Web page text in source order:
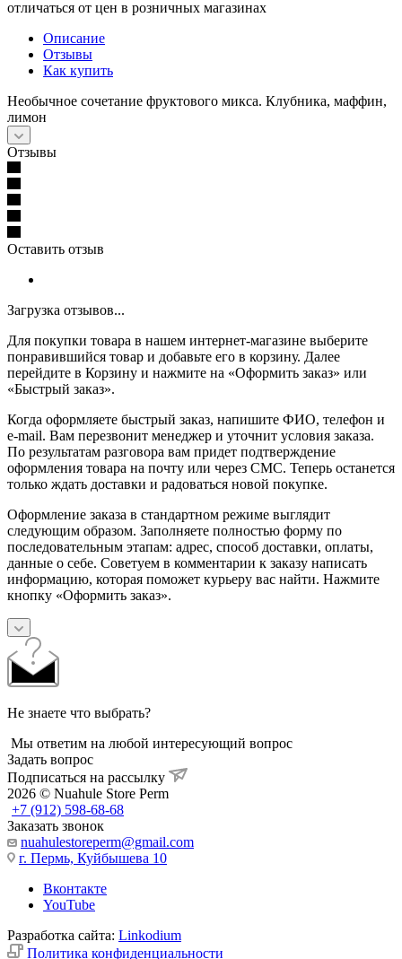
отличаться от цен в розничных магазинах
Описание
Отзывы
Как купить
Необычное сочетание фруктового микса. Клубника, маффин,
лимон
Отзывы
Оставить отзыв
Загрузка отзывов...
Для покупки товара в нашем интернет-магазине выберите
понравившийся товар и добавьте его в корзину. Далее
перейдите в Корзину и нажмите на «Оформить заказ» или
«Быстрый заказ».
Когда оформляете быстрый заказ, напишите ФИО, телефон и
e-mail. Вам перезвонит менеджер и уточнит условия заказа.
По результатам разговора вам придет подтверждение
оформления товара на почту или через СМС. Теперь останется
только ждать доставки и радоваться новой покупке.
Оформление заказа в стандартном режиме выглядит
следующим образом. Заполняете полностью форму по
последовательным этапам: адрес, способ доставки, оплаты,
данные о себе. Советуем в комментарии к заказу написать
информацию, которая поможет курьеру вас найти. Нажмите
кнопку «Оформить заказ».
Не знаете что выбрать?
Мы ответим на любой интересующий вопрос
Задать вопрос
Подписаться на рассылку
2026 © Nuahule Store Perm
+7 (912) 598-68-68
Заказать звонок
nuahulestoreperm@gmail.com
г. Пермь, Куйбышева 10
Вконтакте
YouTube
Разработка сайта: Linkodium
Политика конфиденциальности